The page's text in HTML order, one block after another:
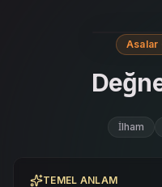
Asalar
İlham
TEMEL ANLAM